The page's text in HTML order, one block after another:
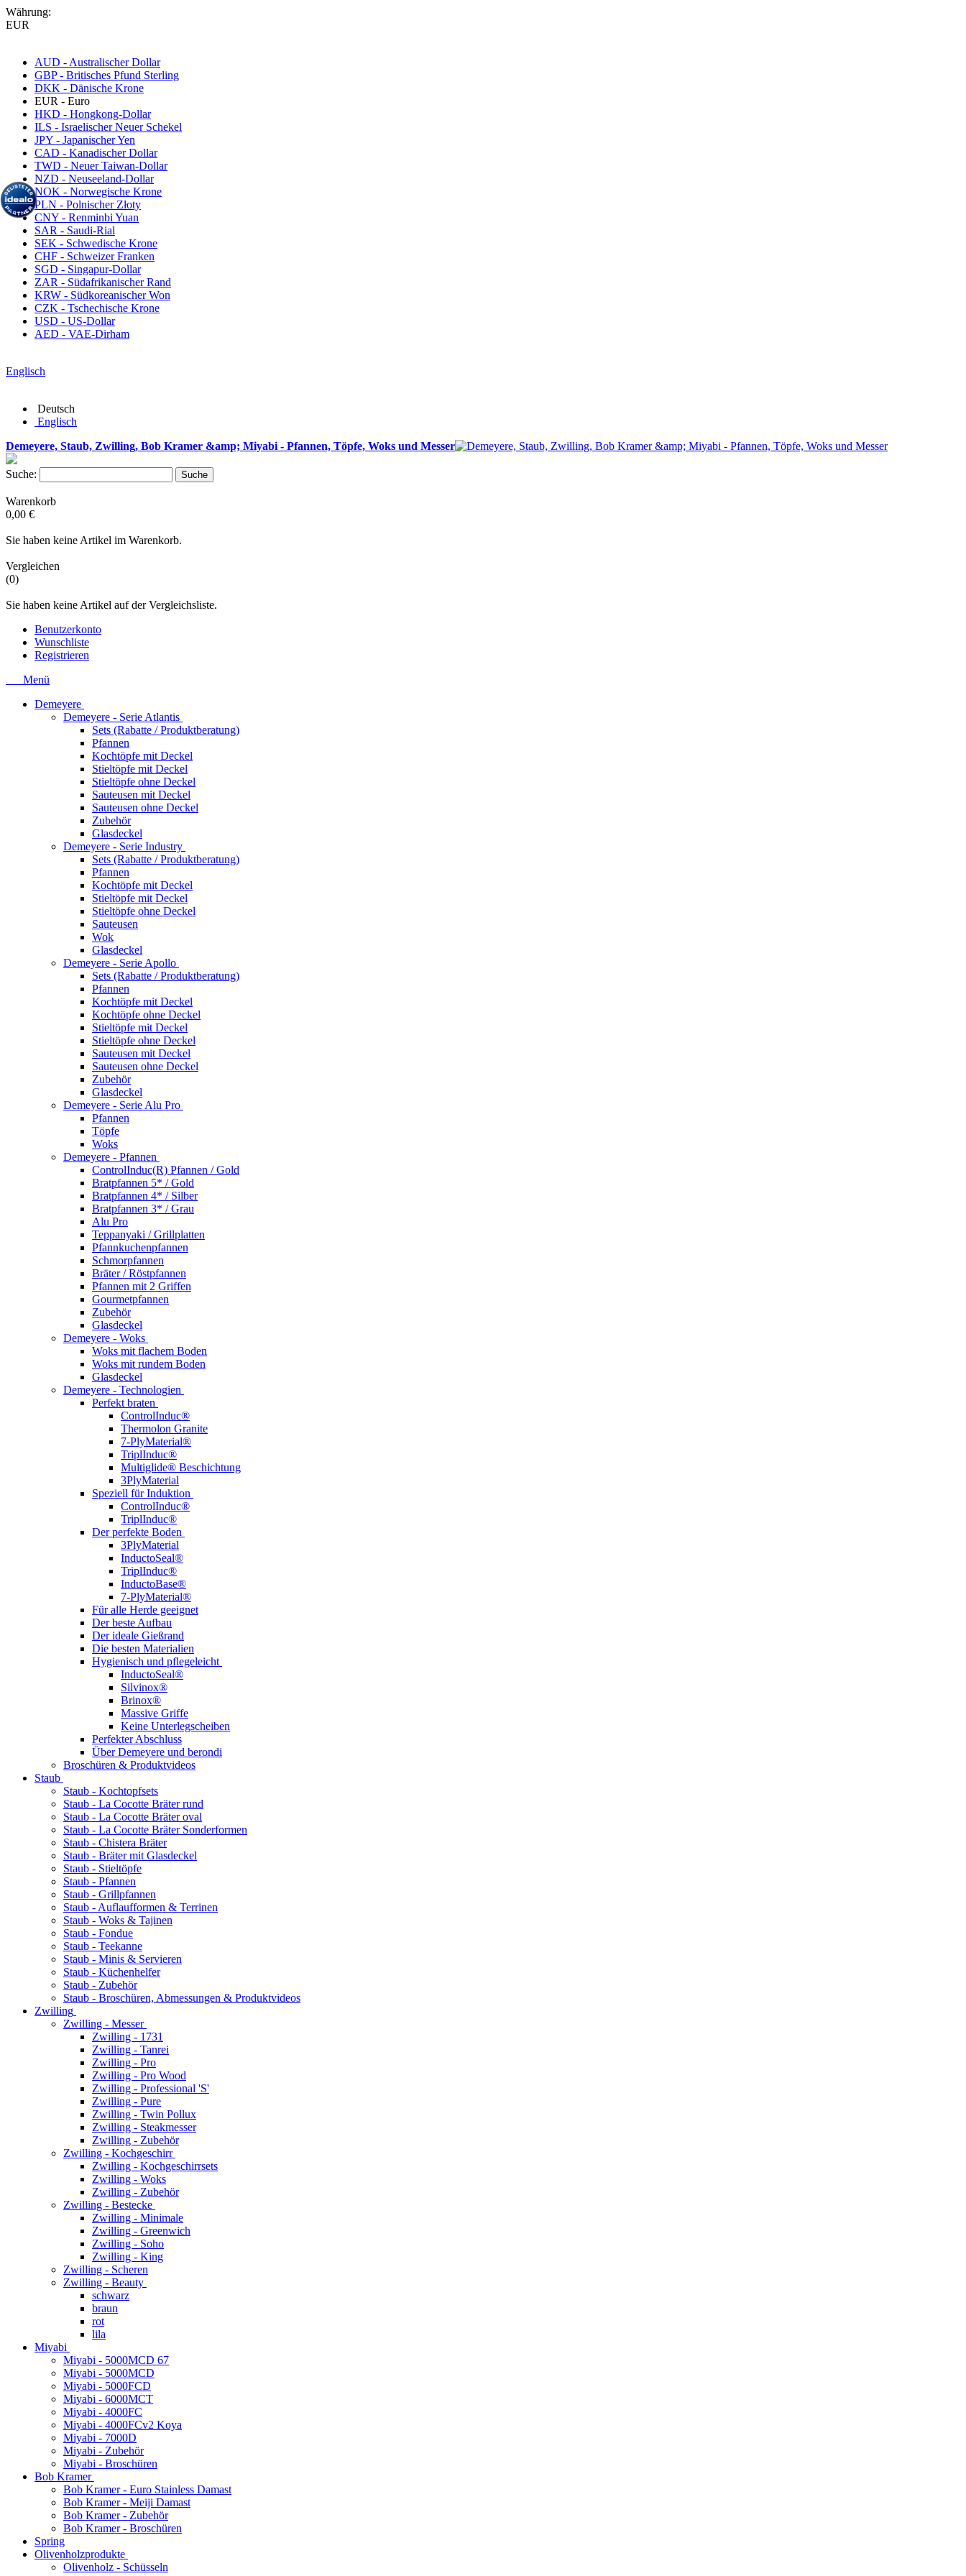
Währung:
EUR
AUD - Australischer Dollar
GBP - Britisches Pfund Sterling
DKK - Dänische Krone
EUR - Euro
HKD - Hongkong-Dollar
ILS - Israelischer Neuer Schekel
JPY - Japanischer Yen
CAD - Kanadischer Dollar
TWD - Neuer Taiwan-Dollar
NZD - Neuseeland-Dollar
NOK - Norwegische Krone
PLN - Polnischer Złoty
CNY - Renminbi Yuan
SAR - Saudi-Rial
SEK - Schwedische Krone
CHF - Schweizer Franken
SGD - Singapur-Dollar
ZAR - Südafrikanischer Rand
KRW - Südkoreanischer Won
CZK - Tschechische Krone
USD - US-Dollar
AED - VAE-Dirham
Englisch
Deutsch
Englisch
Demeyere, Staub, Zwilling, Bob Kramer &amp; Miyabi - Pfannen, Töpfe, Woks und Messer
Suche: Suche
Warenkorb
0,00 €
Sie haben keine Artikel im Warenkorb.
Vergleichen
(0)
Sie haben keine Artikel auf der Vergleichsliste.
Benutzerkonto
Wunschliste
Registrieren
Menü
Demeyere
Demeyere - Serie Atlantis
Sets (Rabatte / Produktberatung)
Pfannen
Kochtöpfe mit Deckel
Stieltöpfe mit Deckel
Stieltöpfe ohne Deckel
Sauteusen mit Deckel
Sauteusen ohne Deckel
Zubehör
Glasdeckel
Demeyere - Serie Industry
Sets (Rabatte / Produktberatung)
Pfannen
Kochtöpfe mit Deckel
Stieltöpfe mit Deckel
Stieltöpfe ohne Deckel
Sauteusen
Wok
Glasdeckel
Demeyere - Serie Apollo
Sets (Rabatte / Produktberatung)
Pfannen
Kochtöpfe mit Deckel
Kochtöpfe ohne Deckel
Stieltöpfe mit Deckel
Stieltöpfe ohne Deckel
Sauteusen mit Deckel
Sauteusen ohne Deckel
Zubehör
Glasdeckel
Demeyere - Serie Alu Pro
Pfannen
Töpfe
Woks
Demeyere - Pfannen
ControlInduc(R) Pfannen / Gold
Bratpfannen 5* / Gold
Bratpfannen 4* / Silber
Bratpfannen 3* / Grau
Alu Pro
Teppanyaki / Grillplatten
Pfannkuchenpfannen
Schmorpfannen
Bräter / Röstpfannen
Pfannen mit 2 Griffen
Gourmetpfannen
Zubehör
Glasdeckel
Demeyere - Woks
Woks mit flachem Boden
Woks mit rundem Boden
Glasdeckel
Demeyere - Technologien
Perfekt braten
ControlInduc®
Thermolon Granite
7-PlyMaterial®
TriplInduc®
Multiglide® Beschichtung
3PlyMaterial
Speziell für Induktion
ControlInduc®
TriplInduc®
Der perfekte Boden
3PlyMaterial
InductoSeal®
TriplInduc®
InductoBase®
7-PlyMaterial®
Für alle Herde geeignet
Der beste Aufbau
Der ideale Gießrand
Die besten Materialien
Hygienisch und pflegeleicht
InductoSeal®
Silvinox®
Brinox®
Massive Griffe
Keine Unterlegscheiben
Perfekter Abschluss
Über Demeyere und berondi
Broschüren & Produktvideos
Staub
Staub - Kochtopfsets
Staub - La Cocotte Bräter rund
Staub - La Cocotte Bräter oval
Staub - La Cocotte Bräter Sonderformen
Staub - Chistera Bräter
Staub - Bräter mit Glasdeckel
Staub - Stieltöpfe
Staub - Pfannen
Staub - Grillpfannen
Staub - Auflaufformen & Terrinen
Staub - Woks & Tajinen
Staub - Fondue
Staub - Teekanne
Staub - Minis & Servieren
Staub - Küchenhelfer
Staub - Zubehör
Staub - Broschüren, Abmessungen & Produktvideos
Zwilling
Zwilling - Messer
Zwilling - 1731
Zwilling - Tanrei
Zwilling - Pro
Zwilling - Pro Wood
Zwilling - Professional 'S'
Zwilling - Pure
Zwilling - Twin Pollux
Zwilling - Steakmesser
Zwilling - Zubehör
Zwilling - Kochgeschirr
Zwilling - Kochgeschirrsets
Zwilling - Woks
Zwilling - Zubehör
Zwilling - Bestecke
Zwilling - Minimale
Zwilling - Greenwich
Zwilling - Soho
Zwilling - King
Zwilling - Scheren
Zwilling - Beauty
schwarz
braun
rot
lila
Miyabi
Miyabi - 5000MCD 67
Miyabi - 5000MCD
Miyabi - 5000FCD
Miyabi - 6000MCT
Miyabi - 4000FC
Miyabi - 4000FCv2 Koya
Miyabi - 7000D
Miyabi - Zubehör
Miyabi - Broschüren
Bob Kramer
Bob Kramer - Euro Stainless Damast
Bob Kramer - Meiji Damast
Bob Kramer - Zubehör
Bob Kramer - Broschüren
Spring
Olivenholzprodukte
Olivenholz - Schüsseln